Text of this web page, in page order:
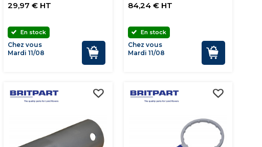
29,97 € HT
En stock
Chez vous
Mardi 11/08
84,24 € HT
En stock
Chez vous
Mardi 11/08